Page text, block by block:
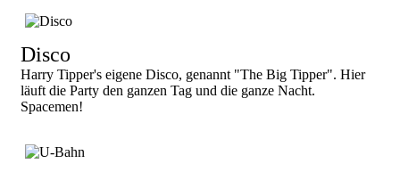
Disco
Harry Tipper's eigene Disco, genannt "The Big Tipper". Hier
läuft die Party den ganzen Tag und die ganze Nacht.
Spacemen!